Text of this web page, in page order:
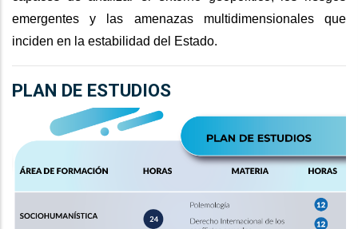
emergentes y las amenazas multidimensionales que
inciden en la estabilidad del Estado.
PLAN DE ESTUDIOS